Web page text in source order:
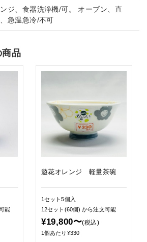
ジ、食器洗浄機/可。 オーブン、直
急温急冷/不可
商品
能
遊花オレンジ 軽量茶碗
1セット5個入
12セット(60個)から注文可能
¥19,800〜(税込)
1個あたり¥330